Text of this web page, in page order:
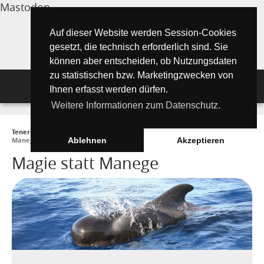
Auf dieser Website werden Session-Cookies
gesetzt, die technisch erforderlich sind. Sie
können aber entscheiden, ob Nutzungsdaten
zu statistischen bzw. Marketingzwecken von
Ihnen erfasst werden dürfen.
Weitere Informationen zum Datenschutz.
Ablehnen Akzeptieren
Mastodon
Navigation
Aktuelle Artikel ►
Tipps für Urlauber
"Must See" - Orte
Umwelt & Natur
Geschichte & Geschichten
Tipps für Urlauber
Must See Orte
Teide Nationalpark
Santa Cruz de Tenerife
Teno-Gebirge - Masca
Strände
Playa de las Teresitas
Playa de las Américas
Wandern auf Teneriffa
Masca-Schlucht
Kontakte für Notfälle
Wissenswertes
Umwelt und Natur
Flora
El Drago Milenario
Fauna
Orte und Regionen
Bezirke (Municipios)
Die Kanarischen Inseln
Teneriffa
Fuerteventura
Teneriffa Inselmagazin ONLINE
Manege
Magie statt Manege